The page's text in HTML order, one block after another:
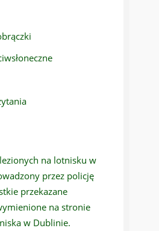
na lotnisku w
przez policję
przekazane
na stronie
w Dublinie.